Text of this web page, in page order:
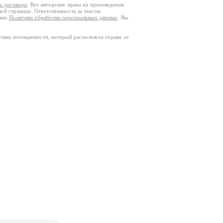
договора
. Все авторские права на произведения
странице. Ответственность за тексты
Политики обработки персональных данных . Вы
посещаемости, который расположен справа от